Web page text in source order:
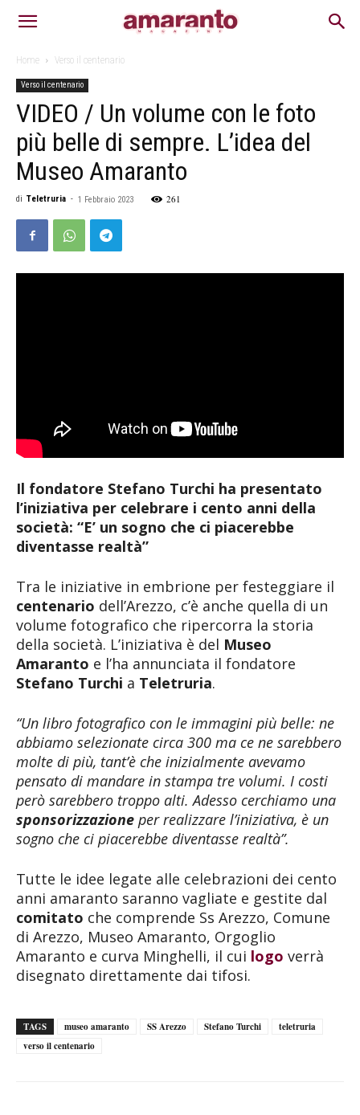
Home Verso il centenario
Verso il centenario
VIDEO / Un volume con le foto
più belle di sempre. L’idea del
Museo Amaranto
di Teletruria - 1 Febbraio 2023 261
Il fondatore Stefano Turchi ha presentato
l’iniziativa per celebrare i cento anni della
società: “E’ un sogno che ci piacerebbe
diventasse realtà”
Tra le iniziative in embrione per festeggiare il
centenario dell’Arezzo, c’è anche quella di un
volume fotografico che ripercorra la storia
della società. L’iniziativa è del Museo
Amaranto e l’ha annunciata il fondatore
Stefano Turchi a Teletruria.
“Un libro fotografico con le immagini più belle: ne
abbiamo selezionate circa 300 ma ce ne sarebbero
molte di più, tant’è che inizialmente avevamo
pensato di mandare in stampa tre volumi. I costi
però sarebbero troppo alti. Adesso cerchiamo una
sponsorizzazione per realizzare l’iniziativa, è un
sogno che ci piacerebbe diventasse realtà”.
Tutte le idee legate alle celebrazioni dei cento
anni amaranto saranno vagliate e gestite dal
comitato che comprende Ss Arezzo, Comune
di Arezzo, Museo Amaranto, Orgoglio
Amaranto e curva Minghelli, il cui logo verrà
disegnato direttamente dai tifosi.
TAGS museo amaranto SS Arezzo Stefano Turchi
teletruria
verso il centenario